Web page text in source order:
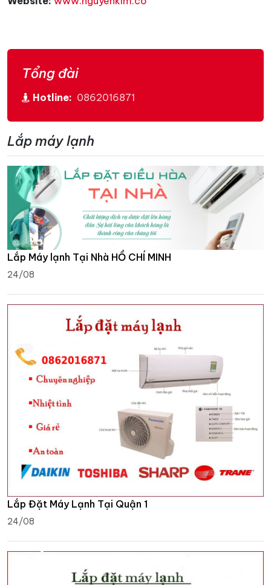
Tổng đài
Hotline: 0862016871
Lắp máy lạnh
Lắp Máy lạnh Tại Nhà HỒ CHÍ MINH
24/08
Lắp Đặt Máy Lạnh Tại Quận 1
24/08